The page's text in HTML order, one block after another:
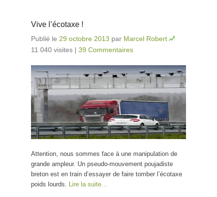
Vive l’écotaxe !
Publié le 29 octobre 2013 par Marcel Robert
11 040 visites | 39 Commentaires
Attention, nous sommes face à une manipulation de
grande ampleur. Un pseudo-mouvement poujadiste
breton est en train d’essayer de faire tomber l’écotaxe
poids lourds. Lire la suite…